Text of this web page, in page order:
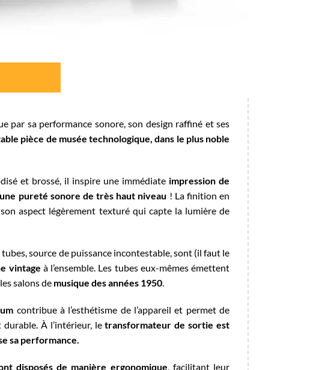
par sa performance sonore, son design raffiné et ses
pièce de musée technologique, dans le plus noble
et brossé, il inspire une immédiate impression de
pureté sonore de très haut niveau ! La finition en
aspect légèrement texturé qui capte la lumière de
tubes, source de puissance incontestable, sont (il faut le
vintage à l’ensemble. Les tubes eux-mêmes émettent
salons de musique des années 1950
contribue à l’esthétisme de l’appareil et permet de
À l’intérieur, letransformateur de sortie est
sa performance.
disposés de manière ergonomique , facilitant leur